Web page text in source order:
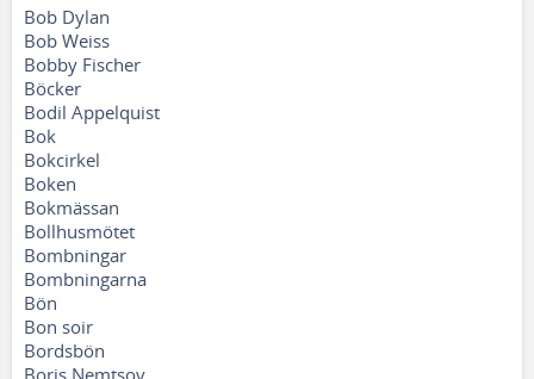
Bob Dylan
Bob Weiss
Bobby Fischer
Böcker
Bodil Appelquist
Bok
Bokcirkel
Boken
Bokmässan
Bollhusmötet
Bombningar
Bombningarna
Bön
Bon soir
Bordsbön
Boris Nemtsov